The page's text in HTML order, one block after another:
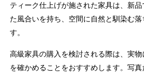
ティーク仕上げが施された家具は、新
た風合いを持ち、空間に自然と馴染む
す。
高級家具の購入を検討される際は、実
を確かめることをおすすめします。写